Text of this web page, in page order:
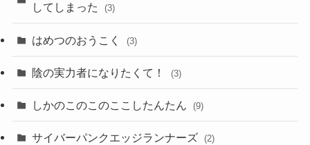
してしまった
(3)
はめつのおうこく (3)
陰の実力者になりたくて！ (3)
しかのこのこのここしたんたん (9)
サイバーパンクエッジランナーズ (2)